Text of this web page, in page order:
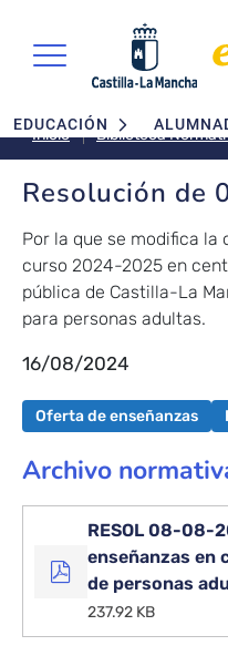
Navegación
EDUCACIÓN
Inicio Biblioteca
Resolución de
Por la que se modifica la
curso 2024-2025 en
pública de Castilla-La
para personas adultas.
16/08/2024
Oferta de enseñanzas
Archivo
RESOL 08-08-
enseñanzas en
de personas
237.92 KB